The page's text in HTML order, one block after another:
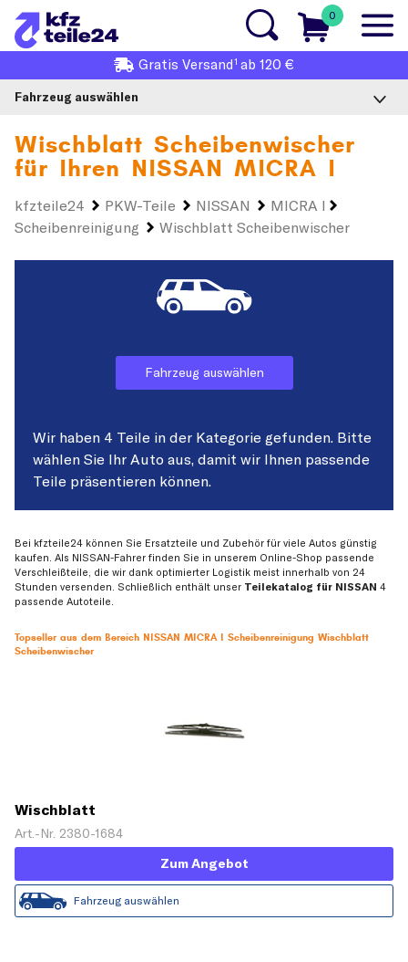
0
Gratis Versand1 ab 120 €
Fahrzeug auswählen
Wischblatt Scheibenwischer
für Ihren NISSAN MICRA I
kfzteile24 PKW-Teile NISSAN
MICRA I
Scheibenreinigung
Wischblatt Scheibenwischer
Fahrzeug auswählen
Wir haben 4 Teile in der Kategorie gefunden. Bitte
wählen Sie Ihr Auto aus, damit wir Ihnen passende
Teile präsentieren können.
Bei kfzteile24 können Sie Ersatzteile und Zubehör für viele Autos günstig
kaufen. Als NISSAN-Fahrer finden Sie in unserem Online-Shop passende
Verschleißteile, die wir dank optimierter Logistik meist innerhalb von 24
Stunden versenden. Schließlich enthält unser Teilekatalog für NISSAN 4
passende Autoteile.
Topseller aus dem Bereich NISSAN MICRA I Scheibenreinigung Wischblatt
Scheibenwischer
Wischblatt
Art.-Nr. 2380-1684
Zum Angebot
Fahrzeug auswählen